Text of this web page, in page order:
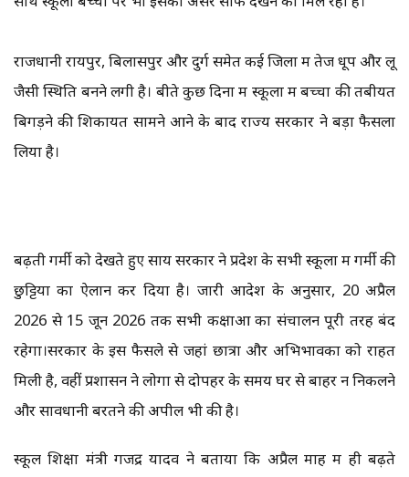
राजधानी रायपुर, बिलासपुर और दुर्ग समेत कई जिलों में तेज धूप और लू
जैसी स्थिति बनने लगी है। बीते कुछ दिनों में स्कूलों में बच्चों की तबीयत
बिगड़ने की शिकायतें सामने आने के बाद राज्य सरकार ने बड़ा फैसला
लिया है।
बढ़ती गर्मी को देखते हुए साय सरकार ने प्रदेश के सभी स्कूलों में गर्मी की
छुट्टियों का ऐलान कर दिया है। जारी आदेश के अनुसार, 20 अप्रैल
2026 से 15 जून 2026 तक सभी कक्षाओं का संचालन पूरी तरह बंद
रहेगा।सरकार के इस फैसले से जहां छात्रों और अभिभावकों को राहत
मिली है, वहीं प्रशासन ने लोगों से दोपहर के समय घर से बाहर न निकलने
और सावधानी बरतने की अपील भी की है।
स्कूल शिक्षा मंत्री गजेंद्र यादव ने बताया कि अप्रैल माह में ही बढ़ते